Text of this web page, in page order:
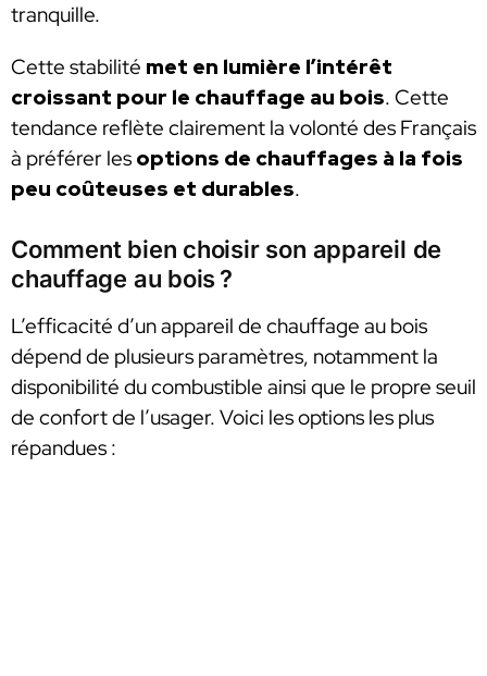
tranquille.
Cette stabilité met en lumière l’intérêt
croissant pour le chauffage au bois. Cette
tendance reflète clairement la volonté des Français
à préférer les options de chauffages à la fois
peu coûteuses et durables.
Comment bien choisir son appareil de
chauffage au bois ?
L’efficacité d’un appareil de chauffage au bois
dépend de plusieurs paramètres, notamment la
disponibilité du combustible ainsi que le propre seuil
de confort de l’usager. Voici les options les plus
répandues :